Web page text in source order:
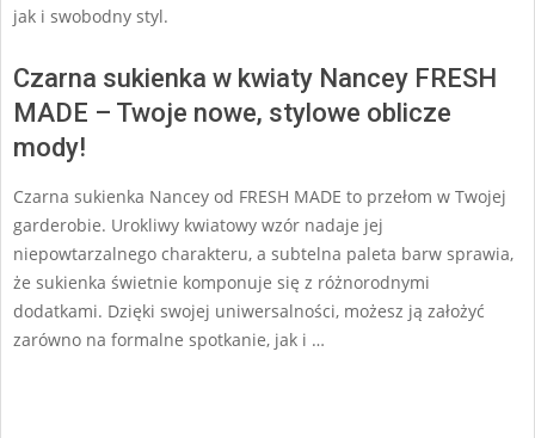
jak i swobodny styl.
Czarna sukienka w kwiaty Nancey FRESH
MADE – Twoje nowe, stylowe oblicze
mody!
Czarna sukienka Nancey od FRESH MADE to przełom w Twojej
garderobie. Urokliwy kwiatowy wzór nadaje jej
niepowtarzalnego charakteru, a subtelna paleta barw sprawia,
że sukienka świetnie komponuje się z różnorodnymi
dodatkami. Dzięki swojej uniwersalności, możesz ją założyć
zarówno na formalne spotkanie, jak i …